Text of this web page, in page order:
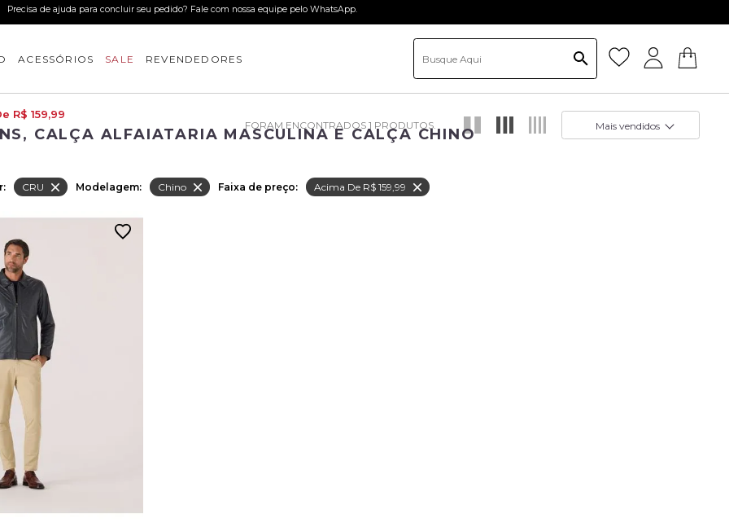
Use o cupom BEMVINDO e ganhe 15%OFF na primeira compra. *desconto não cumulativo
ACESSÓRIOS SALE REVENDEDORES
R$ 159,99
1 Mais vendidos
CRU Modelagem: Chino Faixa de preço: Acima De R$ 159,99
CALÇA ALFAIATARIA MASCULINA E CALÇA CHINO